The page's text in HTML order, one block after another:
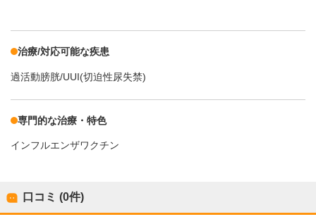
治療/対応可能な疾患
過活動膀胱/UUI(切迫性尿失禁)
専門的な治療・特色
インフルエンザワクチン
口コミ (0件)